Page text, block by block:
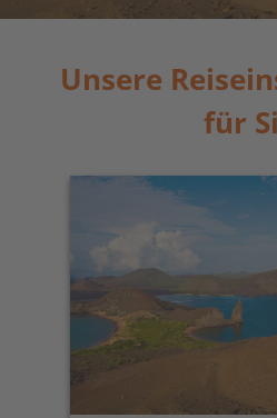
Unsere
für